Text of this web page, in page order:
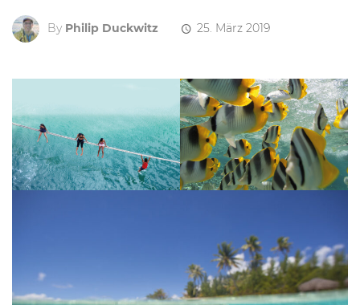
By Philip Duckwitz 25. März 2019